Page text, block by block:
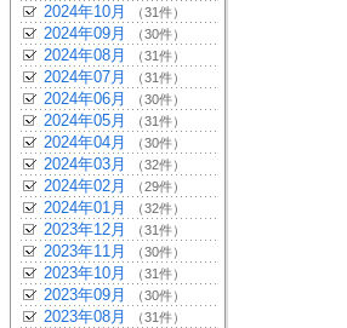
2024年10月 （31件）
2024年09月 （30件）
2024年08月 （31件）
2024年07月 （31件）
2024年06月 （30件）
2024年05月 （31件）
2024年04月 （30件）
2024年03月 （32件）
2024年02月 （29件）
2024年01月 （32件）
2023年12月 （31件）
2023年11月 （30件）
2023年10月 （31件）
2023年09月 （30件）
2023年08月 （31件）